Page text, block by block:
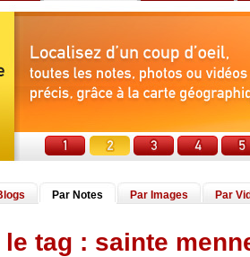
Par Notes Par Images Par
tag : sainte